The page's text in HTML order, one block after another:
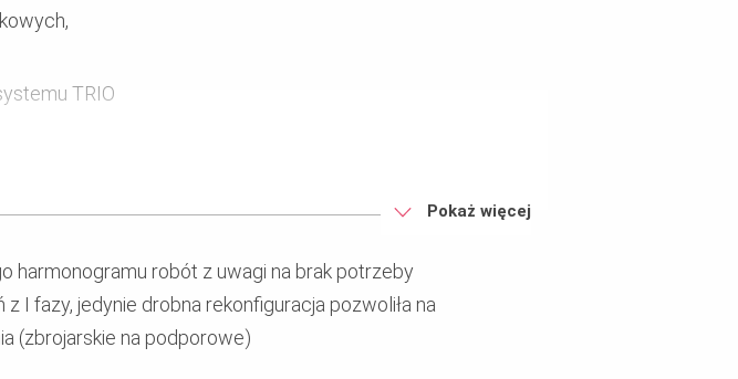
TRIO
wysokości z uwagi na niedużą wagę poszczególnych
Pokaż więcej
harmonogramu robót z uwagi na brak potrzeby
I fazy, jedynie drobna rekonfiguracja pozwoliła na
(zbrojarskie na podporowe)